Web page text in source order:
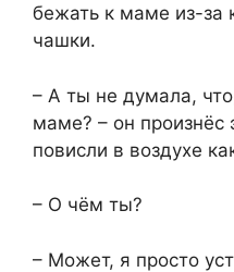
бежать к маме из-за
чашки.
– А ты не думала,
маме? – он произнёс
повисли в воздухе
– О чём ты?
– Может, я просто